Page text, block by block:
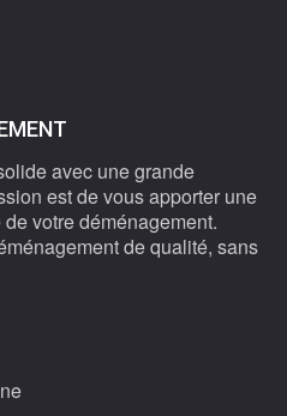
avec une grande
est de vous apporter une
votre déménagement.
de qualité, sans